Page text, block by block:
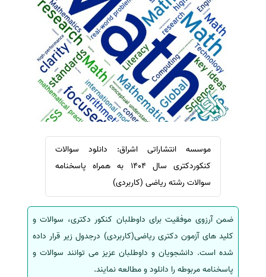
ترجمه عربی به فارسی
مشاهده همه زبان ها
سفارش ویرایش
سفارش پارافریز
سفارش فرمت‌بندی
سفارش کاهش کمیت
سفارش معرفی مجله
سفارش معرفی مقاله
سفارش چکیده مبسوط
سفارش ترجمه مولتی‌مدیا
سفارش گویندگی
سفارش تولید محتوا
سفارش ترجمه همزمان
سفارش چکیده گرافیکی
سفارش تهیه کاورلتر
موسسه انتشاراتی اشراق: دانلود سوالات
کنکوردکتری سال 1404 به همراه پاسخنامه
سوالات رشته ریاضی (کاربردی)
ضمن آرزوی موفقیت برای داوطلبان کنکور دکتری، سوالات و
کلید های آزمون دکتری ریاضی(کاربردی) درجدول زیر قرار داده
شده است. دانشجویان و داوطلبان عزیز می توانند سوالات و
پاسخنامه مربوطه را دانلود و مطالعه نمایند.